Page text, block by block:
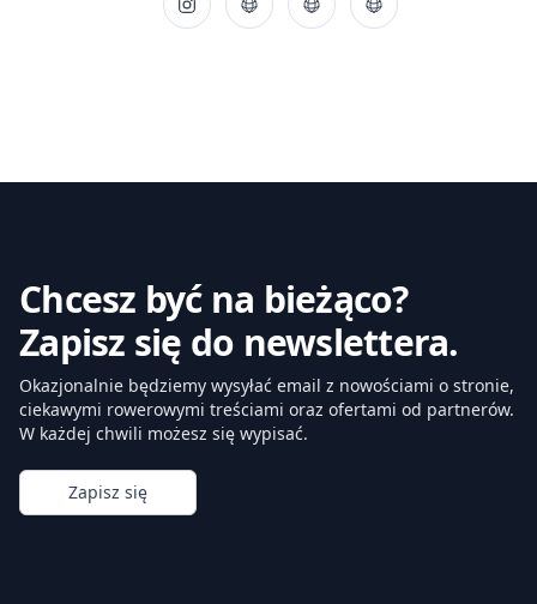
Chcesz być na bieżąco?
Zapisz się do newslettera.
Okazjonalnie będziemy wysyłać email z nowościami o stronie,
ciekawymi rowerowymi treściami oraz ofertami od partnerów.
W każdej chwili możesz się wypisać.
Zapisz się